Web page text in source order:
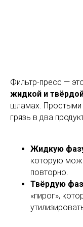
Фильтр-пресс —
жидкой и
шламах.
грязь в два
Жидкую
которую
повторно.
Твёрдую
«пирог»,